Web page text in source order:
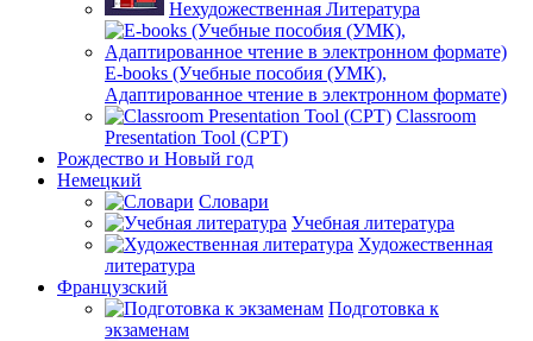
Нехудожественная Литература
E-books (Учебные пособия (УМК),
Адаптированное чтение в электронном формате)
Classroom
Presentation Tool (CPT)
Рождество и Новый год
Немецкий
Словари
Учебная литература
Художественная
литература
Французский
Подготовка к
экзаменам